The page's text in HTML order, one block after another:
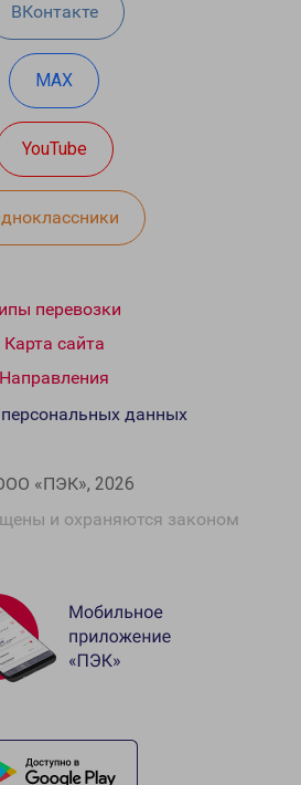
ВКонтакте
MAX
YouTube
перевозки
Карта сайта
Направления
«ПЭК», 2026
и охраняются законом
данных